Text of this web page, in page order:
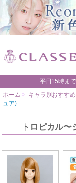
平日15時ま
ホーム > キャラ別おすす
ュア)
トロピカル